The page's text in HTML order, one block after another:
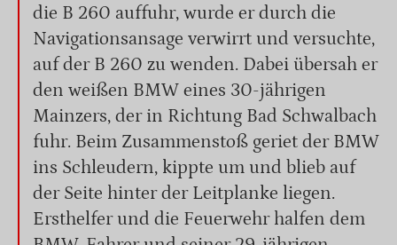
die B 260 auffuhr, wurde er durch die
Navigationsansage verwirrt und versuchte,
auf der B 260 zu wenden. Dabei übersah er
den weißen BMW eines 30-jährigen
Mainzers, der in Richtung Bad Schwalbach
fuhr. Beim Zusammenstoß geriet der BMW
ins Schleudern, kippte um und blieb auf
der Seite hinter der Leitplanke liegen.
Ersthelfer und die Feuerwehr halfen dem